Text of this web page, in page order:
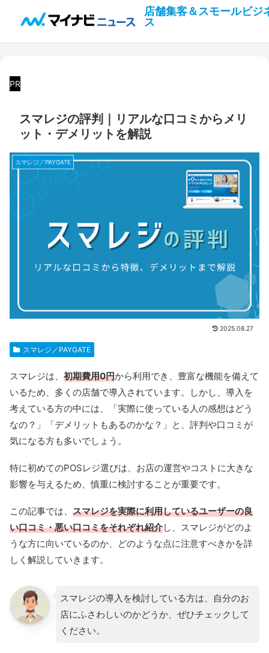
店舗集客＆スモールビジ
ス
PR
スマレジの評判｜リアルな口コミからメリ
ット・デメリットを解説
スマレジ／PAYGATE
2025.08.27
スマレジ／PAYGATE
スマレジは、 初期費用0円から利用でき、豊富な機能を備えて
いるため、多くの店舗で導入されています。しかし、導入を
考えている方の中には、「実際に使っている人の感想はどう
なの？」「デメリットもあるのかな？」と、評判や口コミが
気になる方も多いでしょう。
特に初めてのPOSレジ選びは、お店の運営やコストに大きな
影響を与えるため、慎重に検討することが重要です。
この記事では、 スマレジを実際に利用しているユーザーの良
い口コミ・悪い口コミをそれぞれ紹介し、スマレジがどのよ
うな方に向いているのか、どのような点に注意すべきかを詳
しく解説していきます。
スマレジの導入を検討している方は、自分のお
店にふさわしいのかどうか、ぜひチェックして
ください。